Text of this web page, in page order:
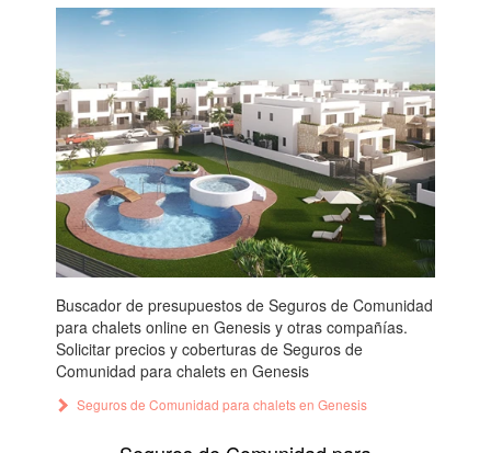
Buscador de presupuestos de Seguros de Comunidad
para chalets online en Genesis y otras compañías.
Solicitar precios y coberturas de Seguros de
Comunidad para chalets en Genesis
Seguros de Comunidad para chalets en Genesis